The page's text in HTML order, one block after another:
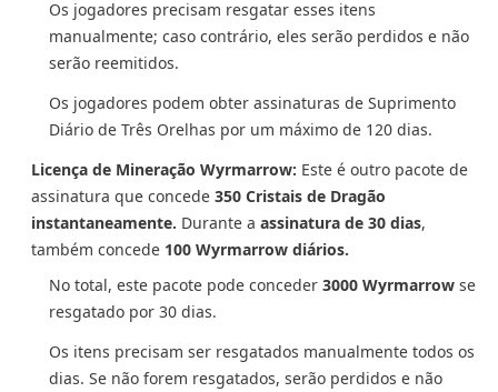
Os jogadores precisam resgatar esses itens
manualmente; caso contrário, eles serão perdidos e não
serão reemitidos.
Os jogadores podem obter assinaturas de Suprimento
Diário de Três Orelhas por um máximo de 120 dias.
Licença de Mineração Wyrmarrow: Este é outro pacote de
assinatura que concede 350 Cristais de Dragão
instantaneamente. Durante a assinatura de 30 dias,
também concede 100 Wyrmarrow diários.
No total, este pacote pode conceder 3000 Wyrmarrow se
resgatado por 30 dias.
Os itens precisam ser resgatados manualmente todos os
dias. Se não forem resgatados, serão perdidos e não